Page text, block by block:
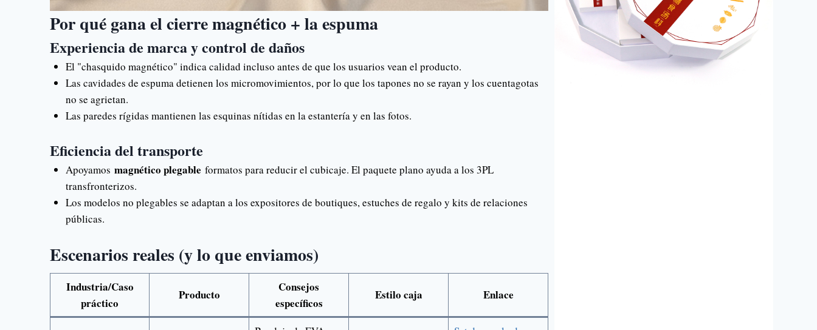
Por qué gana el cierre magnético + la espuma
Experiencia de marca y control de daños
El "chasquido magnético" indica calidad incluso antes de que los usuarios vean el producto.
Las cavidades de espuma detienen los micromovimientos, por lo que los tapones no se rayan y los cuentagotas
no se agrietan.
Las paredes rígidas mantienen las esquinas nítidas en la estantería y en las fotos.
Eficiencia del transporte
Apoyamos magnético plegable formatos para reducir el cubicaje. El paquete plano ayuda a los 3PL
transfronterizos.
Los modelos no plegables se adaptan a los expositores de boutiques, estuches de regalo y kits de relaciones
públicas.
Escenarios reales (y lo que enviamos)
Industria/Caso
práctico
Producto
Consejos
específicos
Estilo caja Enlace